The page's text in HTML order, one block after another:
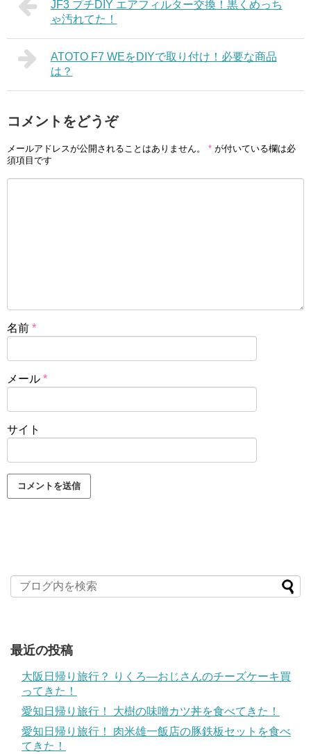
JF3 プチDIY エアフィルター交換！黒くめっち
ゃ汚れてた！
ATOTO F7 WEをDIYで取り付け！必要な商品
は？
コメントをどうぞ
メールアドレスが公開されることはありません。 * が付いている欄は必
須項目です
名前 *
メール *
サイト
最近の投稿
大阪日帰り旅行？ りくろ―おじさんのチーズケーキ買
ってきた！
愛知日帰り旅行！ 大樹の味噌カツ丼を食べてきた！
愛知日帰り旅行！ 肉米雄一飯店の豚鉄板セットを食べ
てきた！